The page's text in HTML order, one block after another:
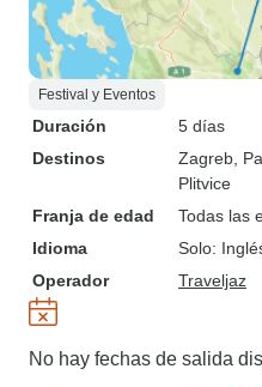
Festival y Eventos
Duración
5 días
Destinos
Zagreb ,
Plitvice
Franja de edad
Todas las
Idioma
Solo:
Operador
Traveljaz
No hay fechas de salida